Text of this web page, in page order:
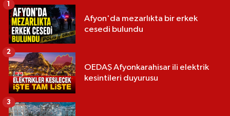
Afyon'da mezarlıkta bir erkek
cesedi bulundu
1
OEDAŞ Afyonkarahisar ili elektrik
kesintileri duyurusu
2
3